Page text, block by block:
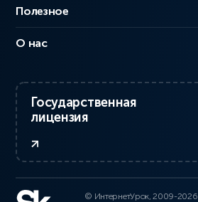
Полезное
О нас
Государственная
лицензия
© ИнтернетУрок, 2009-2026